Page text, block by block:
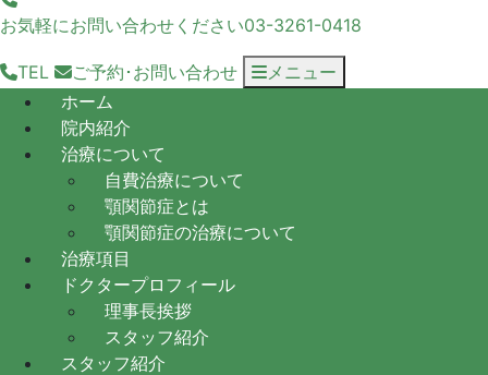
お気軽にお問い合わせください03-3261-0418
TEL ご予約･ お問い合わせ
メニュー
ホーム
院内紹介
治療について
自費治療について
顎関節症とは
顎関節症の治療について
治療項目
ドクタープロフィール
理事長挨拶
スタッフ紹介
スタッフ紹介